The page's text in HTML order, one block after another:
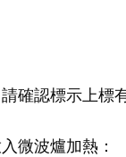
確認標示上標
微波爐加熱：